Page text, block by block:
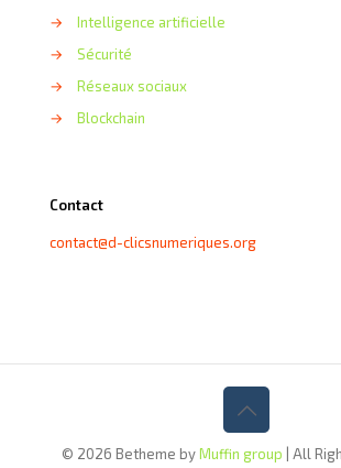
→
Intelligence artificielle
→
Sécurité
→
Réseaux sociaux
→
Blockchain
Contact
contact@d-clicsnumeriques.org
© 2026 Betheme byMuffin group | All